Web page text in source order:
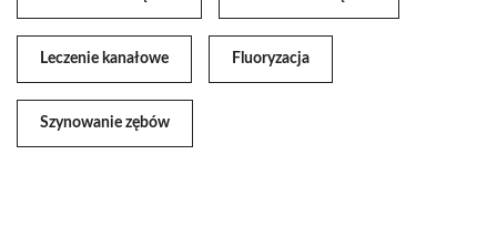
Leczenie kanałowe Fluoryzacja
Szynowanie zębów